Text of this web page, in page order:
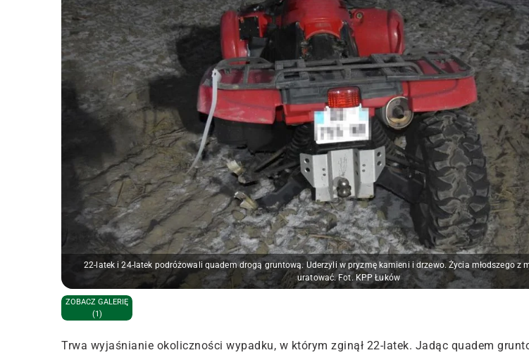
22-latek i 24-latek podróżowali quadem drogą gruntową. Uderzyli w pryzmę kamieni i drzewo. Życia młodszego z
uratować. Fot. KPP Łuków
ZOBACZ GALERIĘ
(1)
Trwa wyjaśnianie okoliczności wypadku, w którym zginął 22-latek. Jadąc quadem